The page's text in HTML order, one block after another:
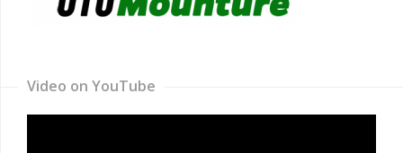
Video on YouTube